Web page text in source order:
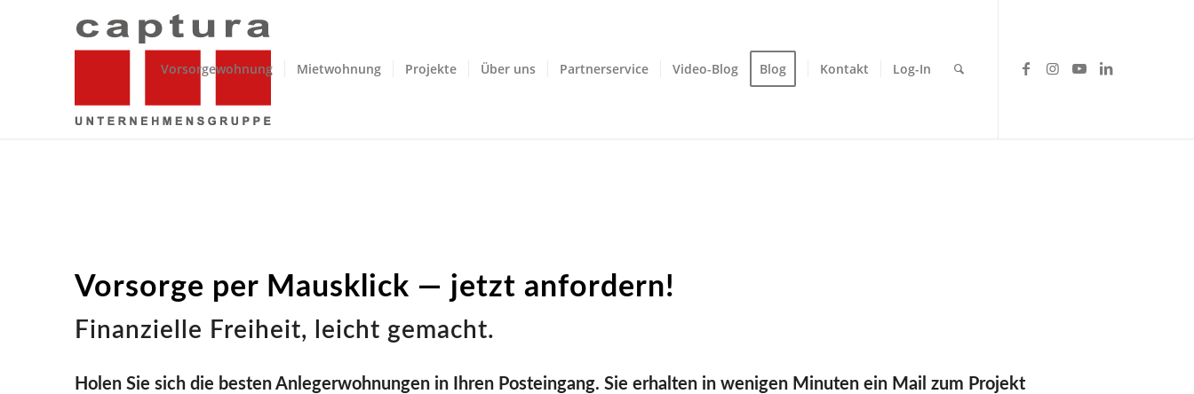
Vorsorgewohnung Mietwohnung Projekte Über uns Partnerservice Video-Blog Blog Kontakt Log-In
Vorsorge per Mausklick — jetzt anfordern!
Finanzielle Freiheit, leicht gemacht.
Holen Sie sich die besten Anlegerwohnungen in Ihren Posteingang. Sie erhalten in wenigen Minuten ein Mail zum Projekt